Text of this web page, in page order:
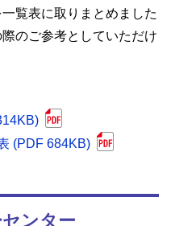
覧表に取りまとめました
のご参考としていただけ
(PDF 684KB)
ンター